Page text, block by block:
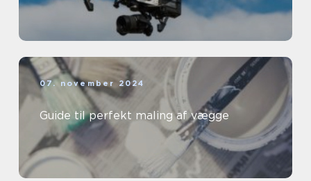
07. november 2024
Guide til perfekt maling af vægge